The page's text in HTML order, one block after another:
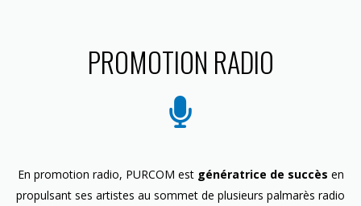
PROMOTION RADIO
En promotion radio, PURCOM est génératrice de succès en
propulsant ses artistes au sommet de plusieurs palmarès radio